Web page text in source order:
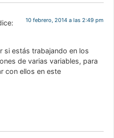
10 febrero, 2014 a las 2:49 pm
si estás trabajando en los
de varias variables, para
con ellos en este